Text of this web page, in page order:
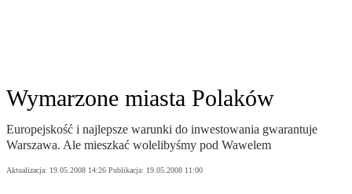
Wymarzone miasta Polaków
Europejskość i najlepsze warunki do inwestowania gwarantuje
Warszawa. Ale mieszkać wolelibyśmy pod Wawelem
Aktualizacja: 19.05.2008 14:26 Publikacja: 19.05.2008 11:00